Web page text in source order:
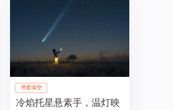
寻星深空
冷焰托星悬素手，温灯映